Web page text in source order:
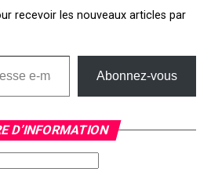
recevoir les nouveaux articles par
Abonnez-vous
D’INFORMATION